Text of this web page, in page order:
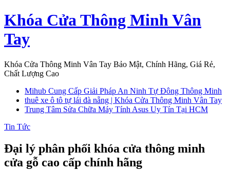
Skip
to
content
Khóa Cửa Thông Minh Vân
Tay
Khóa Cửa Thông Minh Vân Tay Bảo Mật, Chính Hãng, Giá Rẻ,
Chất Lượng Cao
Mihub Cung Cấp Giải Pháp An Ninh Tự Đông Thông Minh
thuê xe ô tô tự lái đà nẵng | Khóa Cửa Thông Minh Vân Tay
Trung Tâm Sửa Chữa Máy Tính Asus Uy Tín Tại HCM
Tin Tức
Đại lý phân phối khóa cửa thông minh
cửa gỗ cao cấp chính hãng